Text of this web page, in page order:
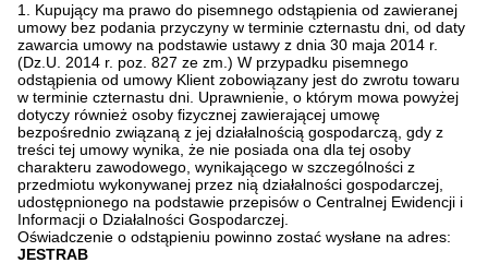
1. Kupujący ma prawo do pisemnego odstąpienia od zawieranej
umowy bez podania przyczyny w terminie czternastu dni, od daty
zawarcia umowy na podstawie ustawy z dnia 30 maja 2014 r.
(Dz.U. 2014 r. poz. 827 ze zm.) W przypadku pisemnego
odstąpienia od umowy Klient zobowiązany jest do zwrotu towaru
w terminie czternastu dni. Uprawnienie, o którym mowa powyżej
dotyczy również osoby fizycznej zawierającej umowę
bezpośrednio związaną z jej działalnością gospodarczą, gdy z
treści tej umowy wynika, że nie posiada ona dla tej osoby
charakteru zawodowego, wynikającego w szczególności z
przedmiotu wykonywanej przez nią działalności gospodarczej,
udostępnionego na podstawie przepisów o Centralnej Ewidencji i
Informacji o Działalności Gospodarczej.
Oświadczenie o odstąpieniu powinno zostać wysłane na adres:
JESTRAB